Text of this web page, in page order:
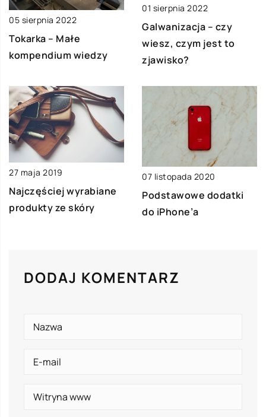
05 sierpnia 2022
Tokarka – Małe
kompendium wiedzy
01 sierpnia 2022
Galwanizacja – czy
wiesz, czym jest to
zjawisko?
27 maja 2019
Najczęściej wyrabiane
produkty ze skóry
07 listopada 2020
Podstawowe dodatki
do iPhone’a
DODAJ KOMENTARZ